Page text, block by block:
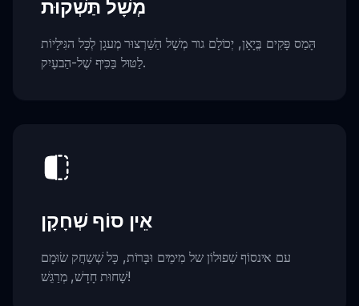
מְשָׁל תַּשְׁקוּת
הָּמַס פָּקִים בֱּיָאָן, יְכוֹלָם גור מְשָׁל הַשַּׁרְצוּר מְעגָן לְכָּל הגִּילָיוֹת
לַטּוּל בַּכִּיף שֶׁל-הַבעָיִק.
אֵין סוֹף שְׁחָקָן
עם אינסוֹף שִׁפוּלוֹן של מִימֵים וּבָּרוֹת, כָּל שְׁשַחֲק שׂוּמָם
שָׁחוּת חָדָשׁ, מְרַגֵּשׁ!